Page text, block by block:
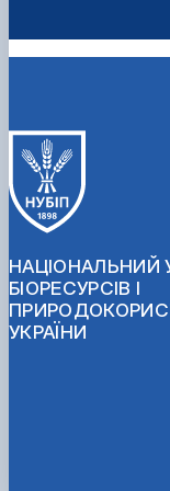
НАЦІОНАЛЬНИЙ
БІОРЕСУРСІВ І
УКРАЇНИ